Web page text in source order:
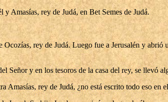
Amasías, rey de Judá, en Bet Semes de Judá.
rey de Judá. Luego fue a Jerusalén y abrió
Señor y en los tesoros de la casa del rey, se llevó
rey de Judá, ¿no está escrito todo eso en